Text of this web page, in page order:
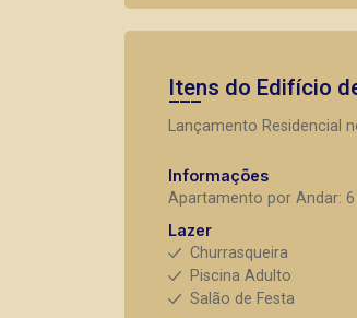
Itens do Edifício
Lançamento Residencial
Informações
Apartamento por Andar: 6
Lazer
Churrasqueira
Piscina Adulto
Salão de Festa